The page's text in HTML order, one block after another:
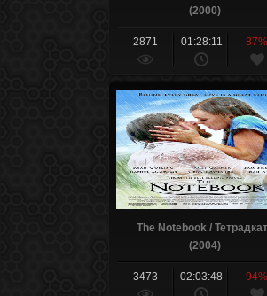
(2000)
2871 01:28:11 87%
The Notebook /
(2004)
3473 02:03:48 94%